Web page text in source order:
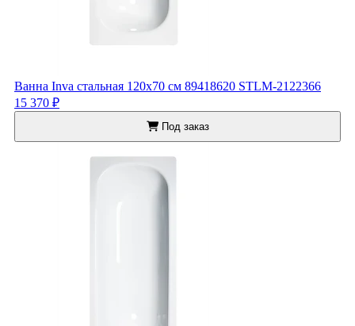
Ванна Inva стальная 120x70 см 89418620 STLM-2122366
15 370 ₽
Под заказ